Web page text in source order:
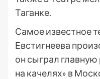
Таганке.
Самое известное
Евстигнеева
он сыграл главную
на качелях» в